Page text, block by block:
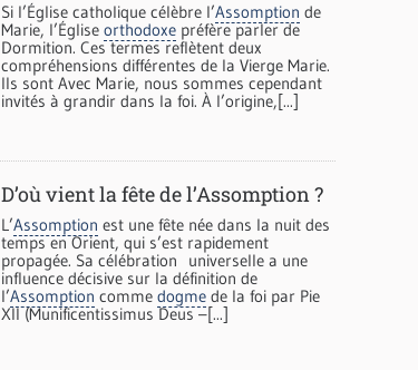
Si l’Église catholique célèbre l’Assomption de
Marie, l’Église orthodoxe préfère parler de
Dormition. Ces termes reflètent deux
compréhensions différentes de la Vierge Marie.
Ils sont Avec Marie, nous sommes cependant
invités à grandir dans la foi. À l’origine,[...]
D’où vient la fête de l’Assomption ?
L’Assomption est une fête née dans la nuit des
temps en Orient, qui s’est rapidement
propagée. Sa célébration universelle a une
influence décisive sur la définition de
l’Assomption comme dogme de la foi par Pie
XII (Munificentissimus Deus –[...]